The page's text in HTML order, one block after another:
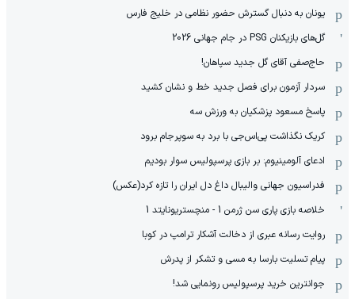
یونان به دنبال گسترش حضور نظامی در خلیج فارس
گل‌های بازیکنان PSG در جام جهانی 2026
حاج‌صفی آقای گل جدید سپاهان!
سردار آزمون برای فصل جدید خط و نشان کشید
پاسخ مسعود پزشکیان به ورزش سه
کریک نگذاشت پی‌اس‌جی با برد به سوپرجام برود
ادعای آلومینیوم: بر بازی پرسپولیس سوار بودیم
فدراسیون جهانی والیبال داغ دل ایران را تازه کرد(عکس)
خلاصه بازی پاری سن ژرمن 1 - منچستریونایتد 1
روایت رسانه عبری از دخالت آشکار ترامپ در کوبا
پیام تسلیت بارسا به مسی و تشکر از پدرش
جوانترین خرید پرسپولیس رونمایی شد!